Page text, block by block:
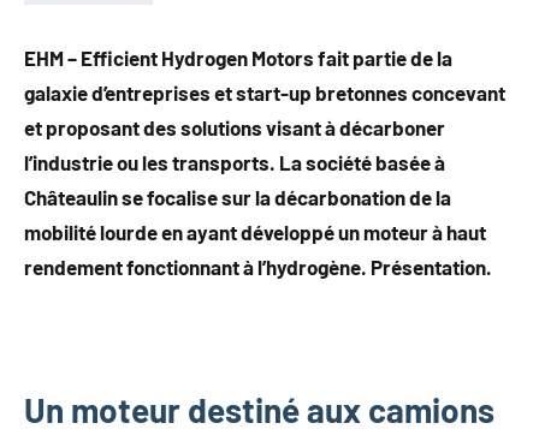
2024
EHM – Efficient Hydrogen Motors fait partie de la
galaxie d’entreprises et start-up bretonnes concevant
et proposant des solutions visant à décarboner
l’industrie ou les transports. La société basée à
Châteaulin se focalise sur la décarbonation de la
mobilité lourde en ayant développé un moteur à haut
rendement fonctionnant à l’hydrogène. Présentation.
Un moteur destiné aux camions